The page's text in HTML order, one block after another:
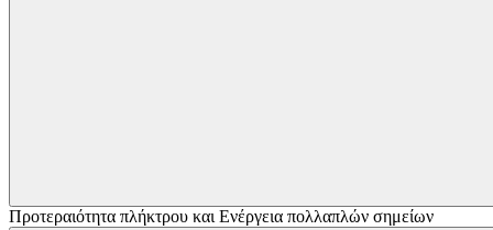
Προτεραιότητα πλήκτρου και Ενέργεια πολλαπλών σημείων